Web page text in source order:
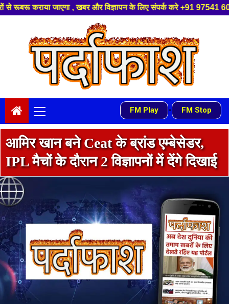
और विज्ञापन के लिए संपर्क करे +91 97541 60816 ,हमारे यूट्यूब चैनल
content
Menu
FM Play - FM Stop
आमिर खान बने Ceat के ब्रांड एम्बेसेडर,
IPL मैचों के दौरान 2 विज्ञापनों में देंगे दिखाई